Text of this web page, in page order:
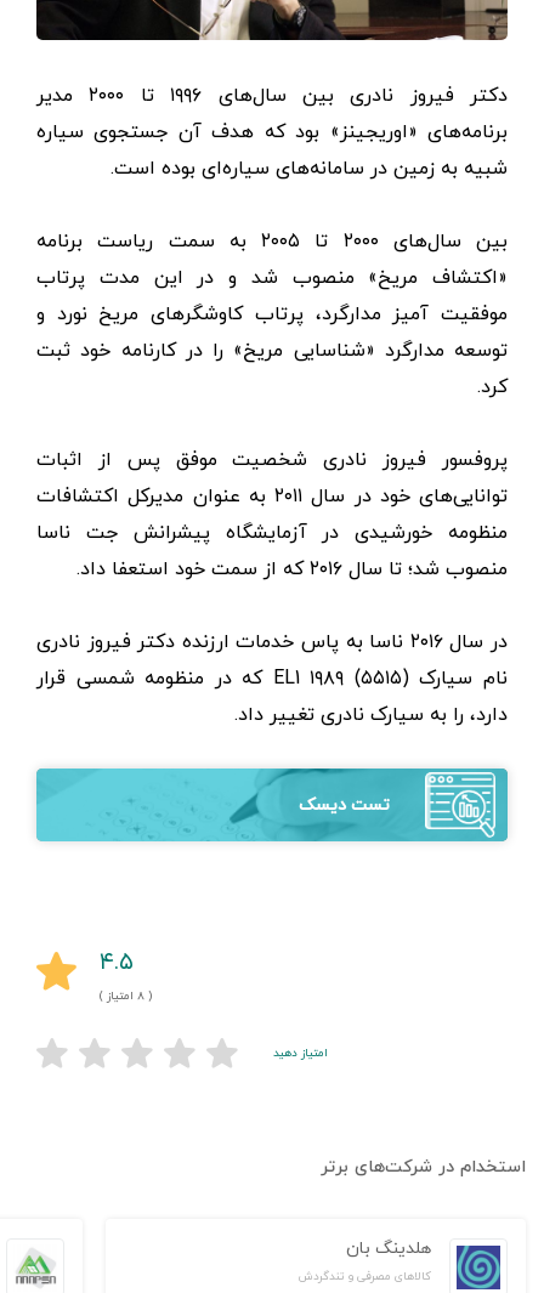
دکتر فیروز نادری بین سال‌های ۱۹۹۶ تا ۲۰۰۰ مدیر
برنامه‌های «اوریجینز» بود که هدف آن جستجوی سیاره
شبیه به زمین در سامانه‌های سیاره‌ای بوده است.
بین سال‌های ۲۰۰۰ تا ۲۰۰۵ به سمت ریاست برنامه
«اکتشاف مریخ» منصوب شد و در این مدت پرتاب
موفقیت آمیز مدارگرد، پرتاب کاوشگرهای مریخ نورد و
توسعه مدارگرد «شناسایی مریخ» را در کارنامه خود ثبت
کرد.
پروفسور فیروز نادری شخصیت موفق پس از اثبات
توانایی‌های خود در سال ۲۰۱۱ به عنوان مدیرکل اکتشافات
منظومه خورشیدی در آزمایشگاه پیشرانش جت ناسا
منصوب شد؛ تا سال ۲۰۱۶ که از سمت خود استعفا داد.
در سال ۲۰۱۶ ناسا به پاس خدمات ارزنده دکتر فیروز نادری
نام سیارک (۵۵۱۵) EL1 ۱۹۸۹ که در منظومه شمسی قرار
دارد، را به سیارک نادری تغییر داد.
تست دیسک
۴.۵
( ۸ امتیاز )
امتیاز دهید
استخدام در شرکت‌های برتر
هلدینگ بان
کالاهای مصرفی و تندگردش